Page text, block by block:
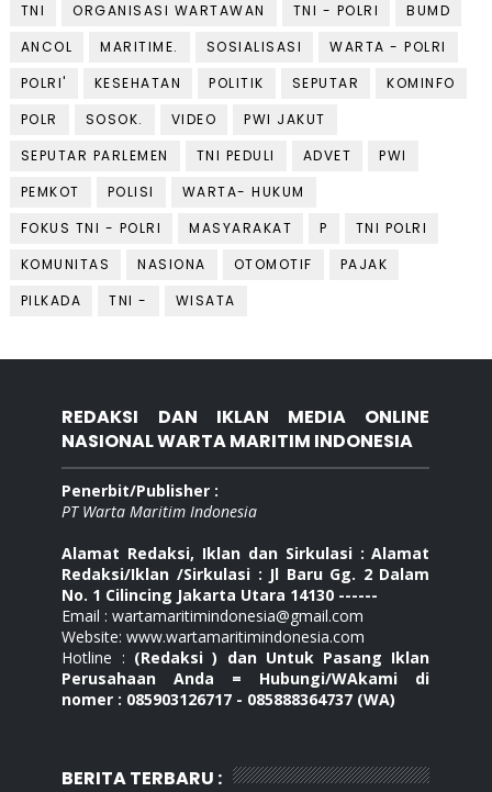
TNI
ORGANISASI WARTAWAN TNI - POLRI
BUMD
ANCOL
MARITIME. SOSIALISASI
WARTA - POLRI
POLRI'
KESEHATAN POLITIK SEPUTAR
KOMINFO
POLR
SOSOK. VIDEO
PWI JAKUT
SEPUTAR PARLEMEN
TNI PEDULI ADVET
PWI
PEMKOT
POLISI
WARTA- HUKUM
FOKUS TNI - POLRI
MASYARAKAT P
TNI POLRI
KOMUNITAS
NASIONA OTOMOTIF
PAJAK
PILKADA
TNI - WISATA
REDAKSI DAN IKLAN MEDIA ONLINE
NASIONAL WARTA MARITIM INDONESIA
Penerbit/Publisher :
PT Warta Maritim Indonesia
Alamat Redaksi, Iklan dan Sirkulasi : Alamat
Redaksi/Iklan /Sirkulasi : Jl Baru Gg. 2 Dalam
No. 1 Cilincing Jakarta Utara 14130 ------
Email : wartamaritimindonesia@gmail.com
Website: www.wartamaritimindonesia.com
Hotline : (Redaksi ) dan Untuk Pasang Iklan
Perusahaan Anda = Hubungi/WAkami di
nomer : 085903126717 - 085888364737 (WA)
BERITA TERBARU :